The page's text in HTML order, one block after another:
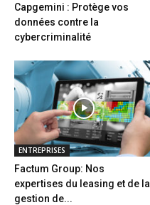
Capgemini : Protège vos
données contre la
cybercriminalité
ENTREPRISES
Factum Group: Nos
expertises du leasing et de la
gestion de...